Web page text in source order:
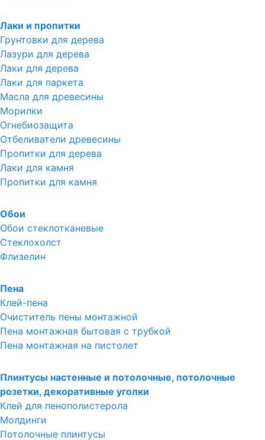
Лаки и пропитки
Грунтовки для дерева
Лазури для дерева
Лаки для дерева
Лаки для паркета
Масла для древесины
Морилки
Огнебиозащита
Отбеливатели древесины
Пропитки для дерева
Лаки для камня
Пропитки для камня
Обои
Обои стеклотканевые
Стеклохолст
Флизелин
Пена
Клей-пена
Очиститель пены монтажной
Пена монтажная бытовая с трубкой
Пена монтажная на пистолет
Плинтусы настенные и потолочные, потолочные
розетки, декоративные уголки
Клей для пенополистерола
Молдинги
Потолочные плинтусы